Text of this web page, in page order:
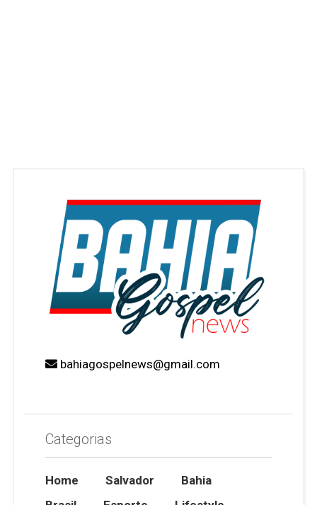
bahiagospelnews@gmail.com
Categorias
Home Salvador
Bahia